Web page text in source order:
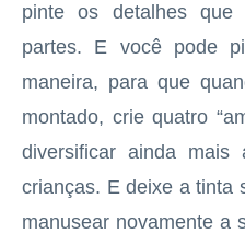
pinte os detalhes
partes. E você pode
maneira, para que
montado, crie quatro
diversificar ainda mais
crianças. E deixe a tinta
manusear novamente a